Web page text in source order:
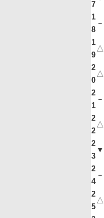
7
1
8
－
1
9
△
2
0
△
2
1
－
2
2
△
2
3
▼
2
4
－
2
5
△